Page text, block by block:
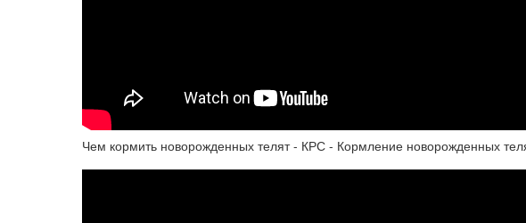
Чем кормить новорожденных телят - КРС - Кормление новорожденных